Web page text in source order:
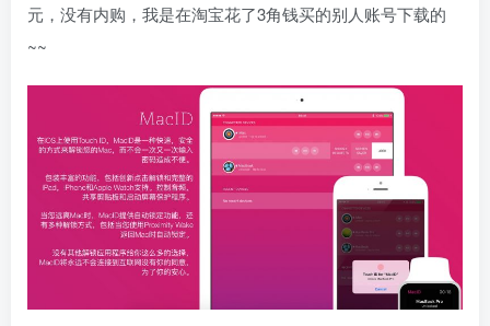
元，没有内购，我是在淘宝花了3角钱买的别人账号下载的
~~